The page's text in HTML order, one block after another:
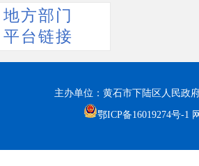
地方部门
平台链接
主办单位：黄石市下陆区人民政
鄂ICP备16019274号-1